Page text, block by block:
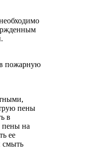
пожарную
пены
в
пены на
ее
смыть